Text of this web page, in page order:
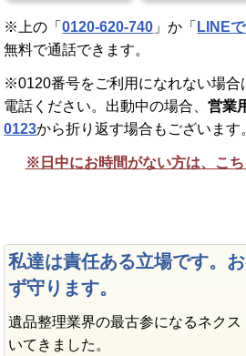
※上の「0120-620-740 」か「 LINE
無料で通話できます。
※0120番号をご利用になれない場合
電話ください。出動中の場合、営業
0123から折り返す場合もございます
※日中にお時間がない方は、こ
私達は責任ある立場です。
ず守ります。
遺品整理業界の最古参になるネク
いてきました。